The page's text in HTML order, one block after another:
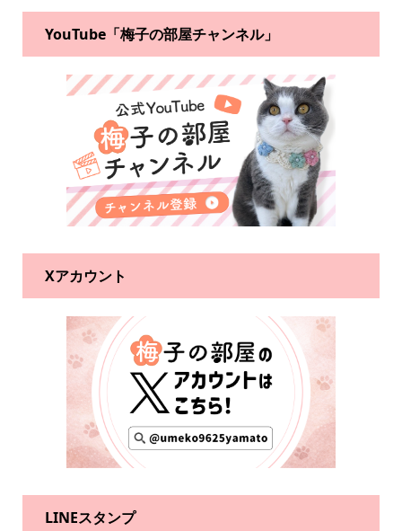
YouTube「梅子の部屋チャンネル」
Xアカウント
LINEスタンプ